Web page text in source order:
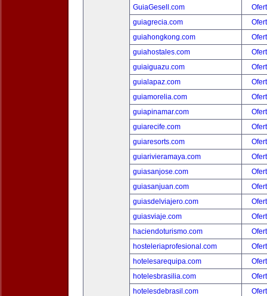
GuiaGesell.com
guiagrecia.com
guiahongkong.com
guiahostales.com
guiaiguazu.com
guialapaz.com
guiamorelia.com
guiapinamar.com
guiarecife.com
guiaresorts.com
guiarivieramaya.com
guiasanjose.com
guiasanjuan.com
guiasdelviajero.com
guiasviaje.com
haciendoturismo.com
hosteleriaprofesional.com
hotelesarequipa.com
hotelesbrasilia.com
hotelesdebrasil.com